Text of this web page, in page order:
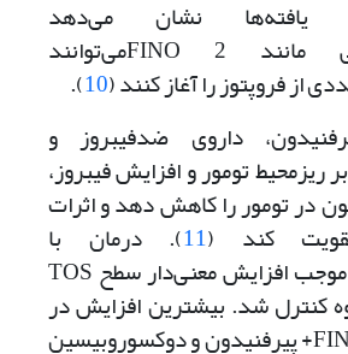
یافته‌ها نشان می‌دهد
اندوپراکسیدهایی مانند 2 ‌FINOمی‌توانند
از فروپتوز را آغاز کنند (10
).
داروی ضد‌فیبروز و
ریزمحیط تومور و افزایش فیبروز،
در تومور را کاهش دهد و اثرات
11). درمان با
دوکسوروبیسین موجب افزایش معنی‌دار سطح TOS
کنترل شد‌. بیشترین افزایش در
گروه ترکیبی 2 ‌FINO+ پیرفنیدون و دوکسوروبیسین